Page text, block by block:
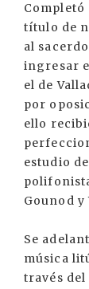
título de
al
ingresar
el de
por
ello
estudio
Gounod y
Se
música
través del